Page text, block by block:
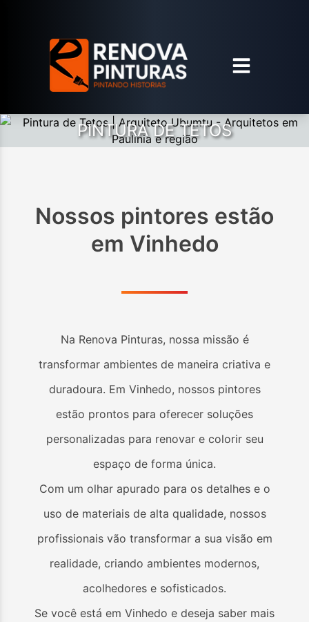
PINTURA DE TETOS
Nossos pintores estão
em Vinhedo
Na Renova Pinturas, nossa missão é
transformar ambientes de maneira criativa e
duradoura. Em Vinhedo, nossos pintores
estão prontos para oferecer soluções
personalizadas para renovar e colorir seu
espaço de forma única.
Com um olhar apurado para os detalhes e o
uso de materiais de alta qualidade, nossos
profissionais vão transformar a sua visão em
realidade, criando ambientes modernos,
acolhedores e sofisticados.
Se você está em Vinhedo e deseja saber mais